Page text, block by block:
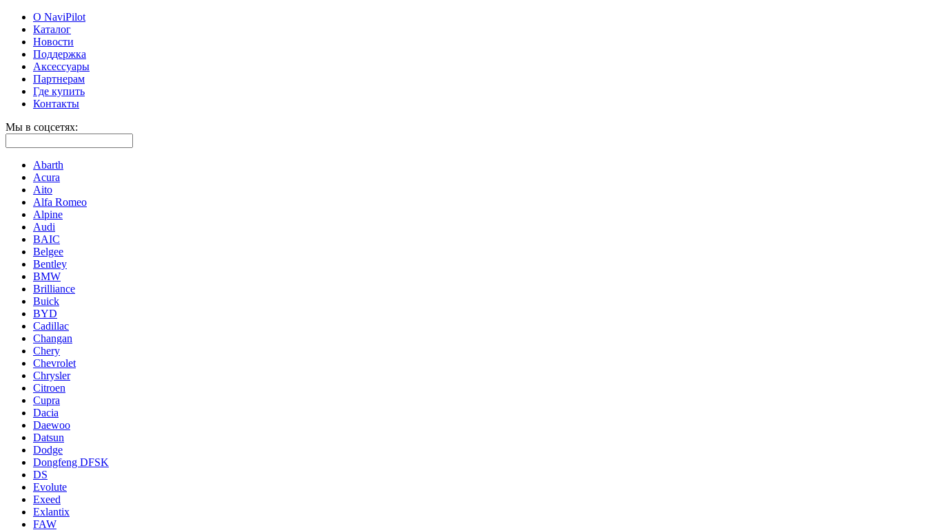
О NaviPilot
Каталог
Новости
Поддержка
Аксессуары
Партнерам
Где купить
Контакты
Мы в соцсетях:
Abarth
Acura
Aito
Alfa Romeo
Alpine
Audi
BAIC
Belgee
Bentley
BMW
Brilliance
Buick
BYD
Cadillac
Changan
Chery
Chevrolet
Chrysler
Citroen
Cupra
Dacia
Daewoo
Datsun
Dodge
Dongfeng DFSK
DS
Evolute
Exeed
Exlantix
FAW